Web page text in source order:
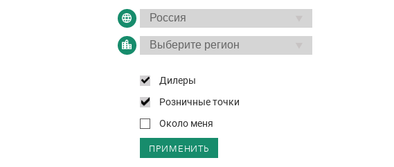
Дилеры
Розничные точки
Около меня
ПРИМЕНИТЬ